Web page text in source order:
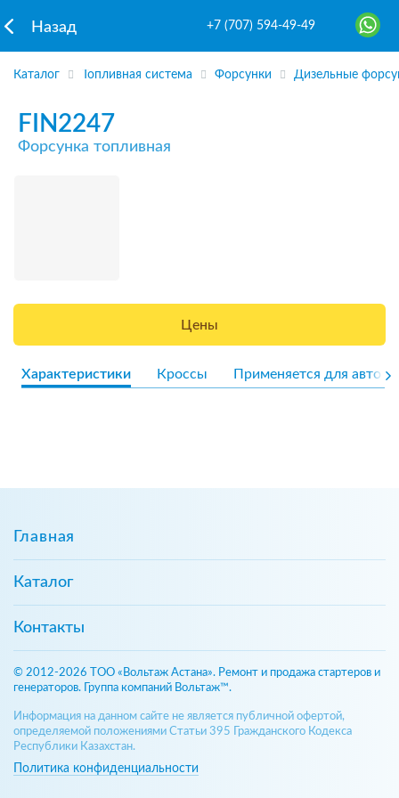
Назад +7 (707) 594-49-49
Каталог Топливная система Форсунки Дизельные
FIN2247
Форсунка топливная
Цены
Характеристики Кроссы Применяется для авто
Главная
Каталог
Контакты
© 2012-2026 ТОО «Вольтаж Астана». Ремонт и продажа стартеров и
генераторов. Группа компаний Вольтаж™.
Информация на данном сайте не является публичной офертой,
определяемой положениями Статьи 395 Гражданского Кодекса
Республики Казахстан.
Политика конфиденциальности